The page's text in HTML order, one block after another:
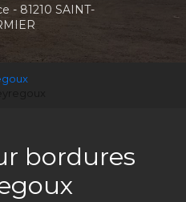
- 81210 SAINT-
bordures